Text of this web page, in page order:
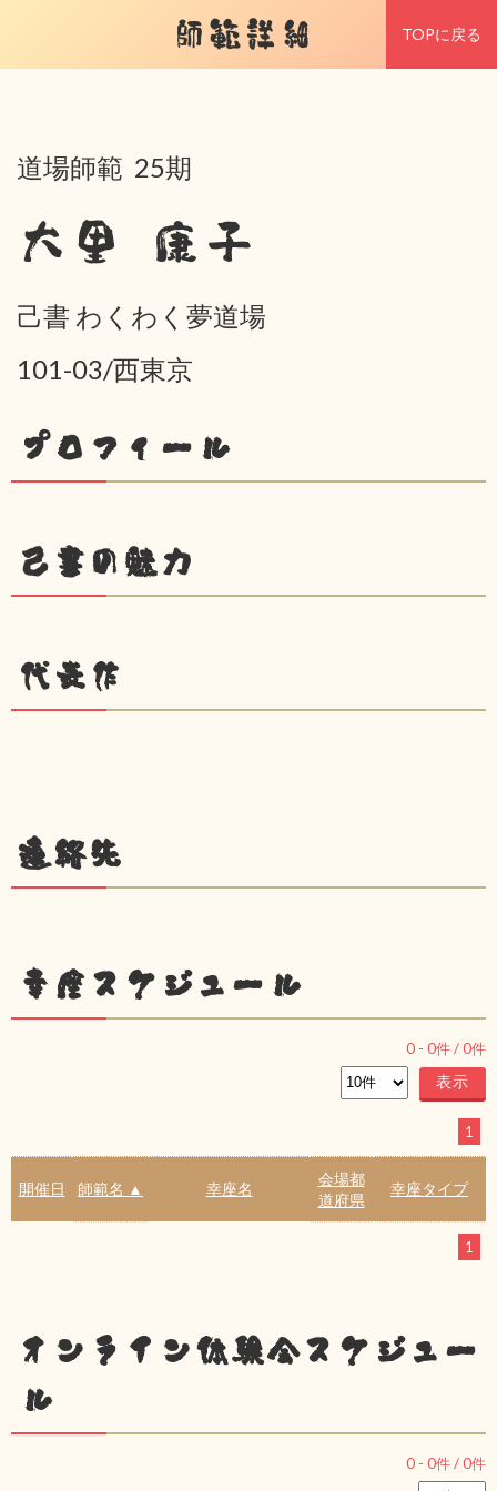
師範詳細 TOPに戻る
道場師範 25期
大里 康子
己書 わくわく夢道場
101-03/西東京
プロフィール
己書の魅力
代表作
連絡先
幸座スケジュール
0 - 0件 /0件
1
開催日 師範名 ▲ 幸座名
会場都
道府県
幸座タイプ
1
オンライン体験会スケジュー
ル
0 - 0件 /0件